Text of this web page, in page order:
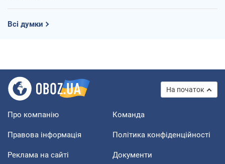
Всі думки
На початок
Про компанію Команда
Правова інформація Політика конфіденційності
Реклама на сайті Документи